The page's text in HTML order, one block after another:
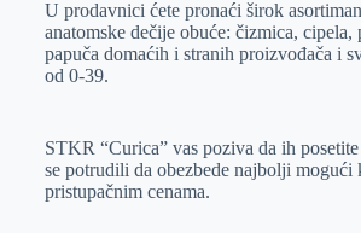
U prodavnici ćete pronaći širok
anatomske dečije obuće: čizmica, cipela,
papuča domaćih i stranih proizvođača i
od 0-39.
STKR “Curica” vas poziva da ih
se potrudili da obezbede najbolji mogući
pristupačnim cenama.